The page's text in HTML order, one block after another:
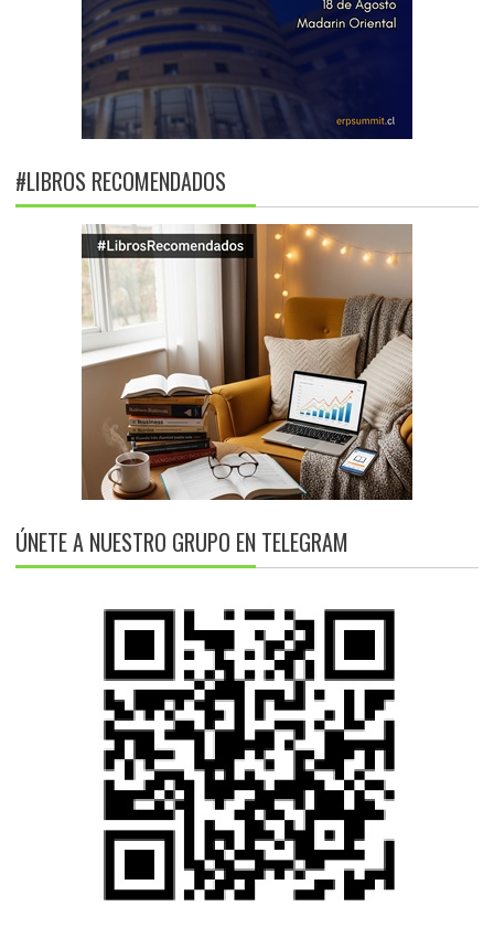
#LIBROS RECOMENDADOS
ÚNETE A NUESTRO GRUPO EN TELEGRAM